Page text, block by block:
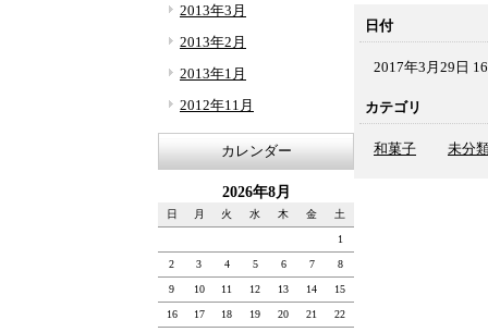
日付
2017年3月29日
カテゴリ
和菓子 未分
2013年3月
2013年2月
2013年1月
2012年11月
カレンダー
2026年8月
日 月 火 水 木 金 土
1
2 3 4 5 6 7 8
9 10 11 12 13 14 15
16 17 18 19 20 21 22